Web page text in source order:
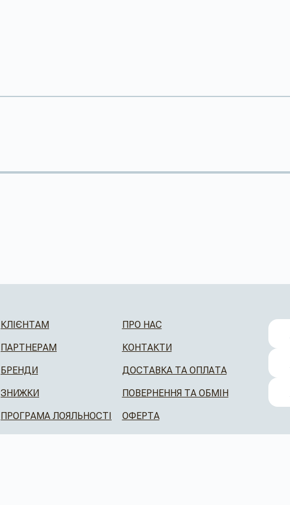
КЛІЄНТАМ
ПАРТНЕРАМ
БРЕНДИ
ЗНИЖКИ
ПРОГРАМА ЛОЯЛЬНОСТІ
ПРО НАС
КОНТАКТИ
ДОСТАВКА ТА ОПЛАТА
ПОВЕРНЕННЯ ТА ОБМІН
ОФЕРТА